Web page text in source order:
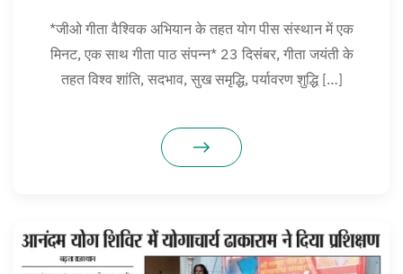
*जीओ गीता वैश्विक अभियान के तहत योग पीस संस्थान में एक
मिनट, एक साथ गीता पाठ संपन्न* 23 दिसंबर, गीता जयंती के
तहत विश्व शांति, सदभाव, सुख समृद्धि, पर्यावरण शुद्धि […]